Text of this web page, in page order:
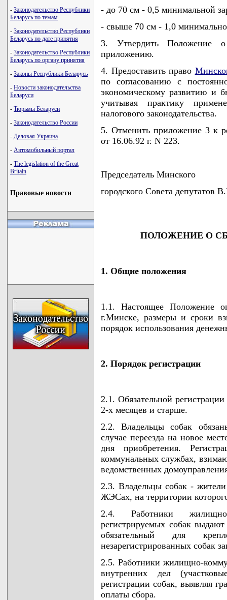
- Законодательство Республики
Беларусь по темам
- Законодательство Республики
Беларусь по дате принятия
- Законодательство Республики
Беларусь по органу принятия
- Законы Республики Беларусь
- Новости законодательства
Беларуси
- Тюрьмы Беларуси
- Законодательство России
- Деловая Украина
- Автомобильный портал
- The legislation of the Great
Britain
Правовые новости
- до 70 см - 0,5 минимальной
- свыше 70 см - 1,0
3. Утвердить Положение о
приложению.
4. Предоставить право
по согласованию с
экономическому развитию и
учитывая практику
налогового законодательства.
5. Отменить приложение 3 к
от 16.06.92 г. N 223.
Председатель Минского
городского Совета
ПОЛОЖЕНИЕ О
1. Общие положения
1.1. Настоящее Положение
г.Минске, размеры и сроки
порядок использования
2. Порядок регистрации
2.1. Обязательной
2-х месяцев и старше.
2.2. Владельцы собак
случае переезда на новое
дня приобретения.
коммунальных службах,
ведомственных
2.3. Владельцы собак -
ЖЭСах, на территории
2.4. Работники жилищно-
регистрируемых собак
обязательный для
незарегистрированных собак
2.5. Работники жилищно-
внутренних дел
регистрации собак, выявляя
оплаты сбора.